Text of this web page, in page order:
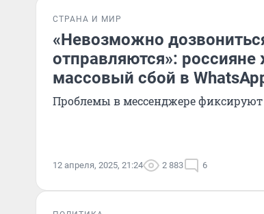
СТРАНА И МИР
«Невозможно
отправляются»:
массовый сбой в
Проблемы в мессенджере
12 апреля, 2025, 21:24 2 883 6